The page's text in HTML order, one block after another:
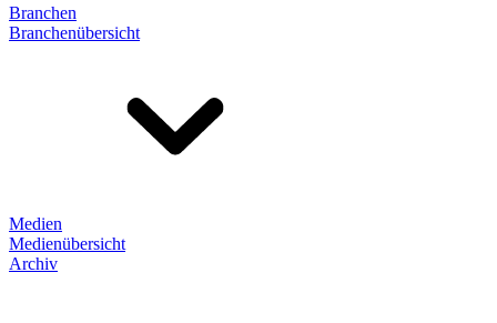
Branchen
Branchenübersicht
Medien
Medienübersicht
Archiv